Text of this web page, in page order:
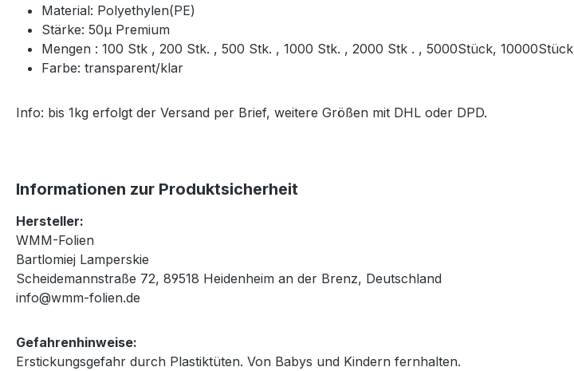
Material: Polyethylen(PE)
Stärke: 50μ Premium
Mengen : 100 Stk , 200 Stk. , 500 Stk. , 1000 Stk. , 2000 Stk . , 5000Stück, 10000Stück
Farbe: transparent/klar
Info: bis 1kg erfolgt der Versand per Brief, weitere Größen mit DHL oder DPD.
Informationen zur Produktsicherheit
Hersteller:
WMM-Folien
Bartlomiej Lamperskie
Scheidemannstraße 72, 89518 Heidenheim an der Brenz, Deutschland
info@wmm-folien.de
Gefahrenhinweise:
Erstickungsgefahr durch Plastiktüten. Von Babys und Kindern fernhalten.